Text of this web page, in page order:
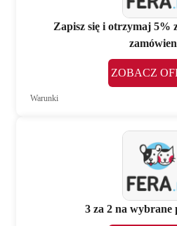
Zapisz się i otrzymaj 5%
ZOBACZ
Warunki
3 za 2 na wybrane